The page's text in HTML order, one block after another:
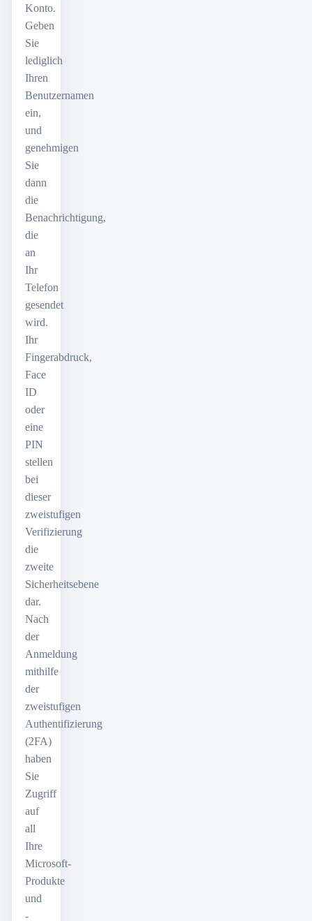
Konto.
Geben
Sie
lediglich
Ihren
Benutzernamen
ein,
und
genehmigen
Sie
dann
die
Benachrichtigung,
die
an
Ihr
Telefon
gesendet
wird.
Ihr
Fingerabdruck,
Face
ID
oder
eine
PIN
stellen
bei
dieser
zweistufigen
Verifizierung
die
zweite
Sicherheitsebene
dar.
Nach
der
Anmeldung
mithilfe
der
zweistufigen
Authentifizierung
(2FA)
haben
Sie
Zugriff
auf
all
Ihre
Microsoft-
Produkte
und
-